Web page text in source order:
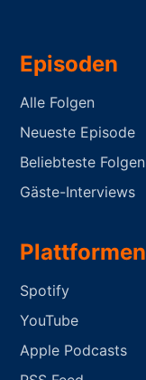
Episoden
Alle Folgen
Neueste Episode
Beliebteste Folgen
Gäste-Interviews
Plattformen
Spotify
YouTube
Apple Podcasts